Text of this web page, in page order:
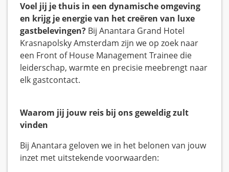
Voel jij je thuis in een dynamische omgeving
en krijg je energie van het creëren van luxe
gastbelevingen? Bij Anantara Grand Hotel
Krasnapolsky Amsterdam zijn we op zoek naar
een Front of House Management Trainee die
leiderschap, warmte en precisie meebrengt naar
elk gastcontact.
Waarom jij jouw reis bij ons geweldig zult
vinden
Bij Anantara geloven we in het belonen van jouw
inzet met uitstekende voorwaarden: